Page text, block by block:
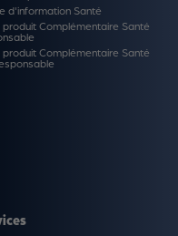
d'information Santé
produit Complémentaire Santé
produit Complémentaire Santé